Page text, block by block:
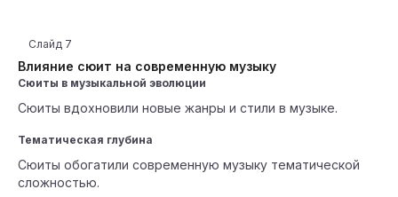
Влияние сюит на современную музыку
Слайд 7
Сюиты в музыкальной эволюции
Сюиты вдохновили новые жанры и стили в музыке.
Тематическая глубина
Сюиты обогатили современную музыку тематической
сложностью.